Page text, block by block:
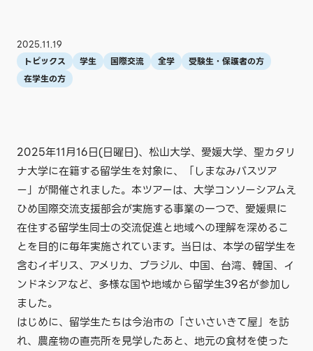
2025.11.19
トピックス 学生 国際交流 全学
受験生・保護者の方
在学生の方
2025年11月16日(日曜日)、松山大学、愛媛大学、聖カタリ
ナ大学に在籍する留学生を対象に、「しまなみバスツア
ー」が開催されました。本ツアーは、大学コンソーシアムえ
ひめ国際交流支援部会が実施する事業の一つで、愛媛県に
在住する留学生同士の交流促進と地域への理解を深めるこ
とを目的に毎年実施されています。当日は、本学の留学生を
含むイギリス、アメリカ、ブラジル、中国、台湾、韓国、イ
ンドネシアなど、多様な国や地域から留学生39名が参加し
ました。
はじめに、留学生たちは今治市の「さいさいきて屋」を訪
れ、農産物の直売所を見学したあと、地元の食材を使った